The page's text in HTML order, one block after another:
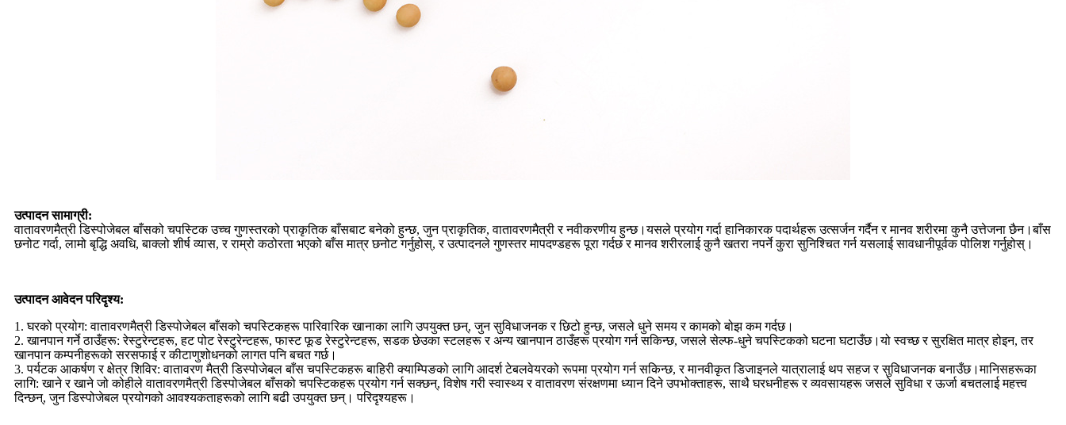
उत्पादन सामाग्री:
वातावरणमैत्री डिस्पोजेबल बाँसको चपस्टिक उच्च गुणस्तरको प्राकृतिक बाँसबाट बनेको हुन्छ, जुन प्राकृतिक, वातावरणमैत्री र नवीकरणीय हुन्छ।यसले प्रयोग गर्दा हानिकारक पदार्थहरू उत्सर्जन गर्दैन र मानव शरीरमा कुनै उत्तेजना छैन।बाँस
छनोट गर्दा, लामो बृद्धि अवधि, बाक्लो शीर्ष व्यास, र राम्रो कठोरता भएको बाँस मात्र छनोट गर्नुहोस्, र उत्पादनले गुणस्तर मापदण्डहरू पूरा गर्दछ र मानव शरीरलाई कुनै खतरा नपर्ने कुरा सुनिश्चित गर्न यसलाई सावधानीपूर्वक पोलिश गर्नुहोस्।
उत्पादन आवेदन परिदृश्य:
1. घरको प्रयोग: वातावरणमैत्री डिस्पोजेबल बाँसको चपस्टिकहरू पारिवारिक खानाका लागि उपयुक्त छन्, जुन सुविधाजनक र छिटो हुन्छ, जसले धुने समय र कामको बोझ कम गर्दछ।
2. खानपान गर्ने ठाउँहरू: रेस्टुरेन्टहरू, हट पोट रेस्टुरेन्टहरू, फास्ट फूड रेस्टुरेन्टहरू, सडक छेउका स्टलहरू र अन्य खानपान ठाउँहरू प्रयोग गर्न सकिन्छ, जसले सेल्फ-धुने चपस्टिकको घटना घटाउँछ।यो स्वच्छ र सुरक्षित मात्र होइन, तर
खानपान कम्पनीहरूको सरसफाई र कीटाणुशोधनको लागत पनि बचत गर्छ।
3. पर्यटक आकर्षण र क्षेत्र शिविर: वातावरण मैत्री डिस्पोजेबल बाँस चपस्टिकहरू बाहिरी क्याम्पिङको लागि आदर्श टेबलवेयरको रूपमा प्रयोग गर्न सकिन्छ, र मानवीकृत डिजाइनले यात्रालाई थप सहज र सुविधाजनक बनाउँछ।मानिसहरूका
लागि: खाने र खाने जो कोहीले वातावरणमैत्री डिस्पोजेबल बाँसको चपस्टिकहरू प्रयोग गर्न सक्छन्, विशेष गरी स्वास्थ्य र वातावरण संरक्षणमा ध्यान दिने उपभोक्ताहरू, साथै घरधनीहरू र व्यवसायहरू जसले सुविधा र ऊर्जा बचतलाई महत्त्व
दिन्छन्, जुन डिस्पोजेबल प्रयोगको आवश्यकताहरूको लागि बढी उपयुक्त छन्। परिदृश्यहरू।